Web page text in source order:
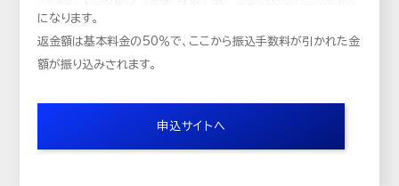
になります。
返金額は基本料金の50％で、ここから振込手数料が引かれた金
額が振り込みされます。
申込サイトへ